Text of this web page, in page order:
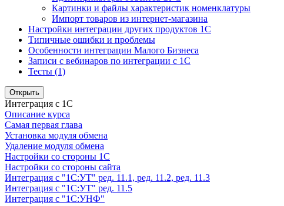
Картинки и файлы характеристик номенклатуры
Импорт товаров из интернет-магазина
Настройки интеграции других продуктов 1С
Типичные ошибки и проблемы
Особенности интеграции Малого Бизнеса
Записи с вебинаров по интеграции с 1С
Тесты (1)
Открыть
Интеграция с 1С
Описание курса
Самая первая глава
Установка модуля обмена
Удаление модуля обмена
Настройки со стороны 1С
Настройки со стороны сайта
Интеграция с "1С:УТ" ред. 11.1, ред. 11.2, ред. 11.3
Интеграция с "1С:УТ" ред. 11.5
Интеграция с "1С:УНФ"